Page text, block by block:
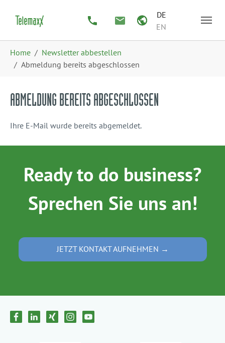
DE
EN
Home
Newsletter abbestellen
Abmeldung bereits abgeschlossen
ABMELDUNG BEREITS ABGESCHLOSSEN
Ihre E-Mail wurde bereits abgemeldet.
Ready to do business?
Sprechen Sie uns an!
JETZT KONTAKT AUFNEHMEN →